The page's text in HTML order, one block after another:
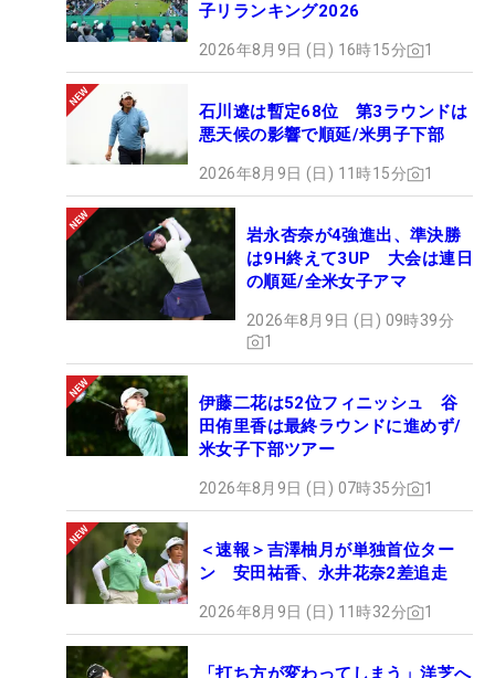
子リランキング2026
2026年8月9日 (日) 16時15分 1
石川遼は暫定68位 第3ラウンドは
悪天候の影響で順延/米男子下部
2026年8月9日 (日) 11時15分 1
岩永杏奈が4強進出、準決勝
は9H終えて3UP 大会は連日
の順延/全米女子アマ
2026年8月9日 (日) 09時39分
1
伊藤二花は52位フィニッシュ 谷
田侑里香は最終ラウンドに進めず/
米女子下部ツアー
2026年8月9日 (日) 07時35分 1
＜速報＞吉澤柚月が単独首位ター
ン 安田祐香、永井花奈2差追走
2026年8月9日 (日) 11時32分 1
「打ち方が変わってしまう」洋芝へ